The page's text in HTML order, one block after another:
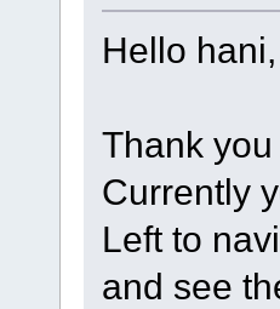
Hello hani,
Thank
Currently
Left to
and see